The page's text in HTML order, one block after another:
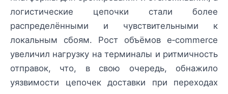
логистические цепочки стали более
распределёнными и чувствительными к
локальным сбоям. Рост объёмов e‑commerce
увеличил нагрузку на терминалы и ритмичность
отправок, что, в свою очередь, обнажило
уязвимости цепочек доставки при переходах